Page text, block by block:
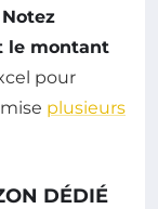
Notez
le montant
pour
plusieurs
DÉDIÉ